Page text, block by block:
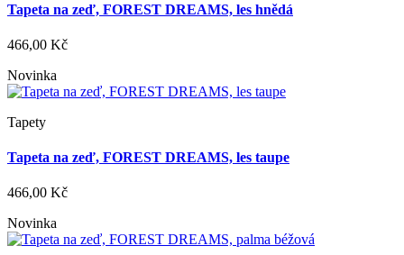
Tapeta na zeď, FOREST DREAMS, les hnědá
466,00 Kč
Novinka
Tapety
Tapeta na zeď, FOREST DREAMS, les taupe
466,00 Kč
Novinka